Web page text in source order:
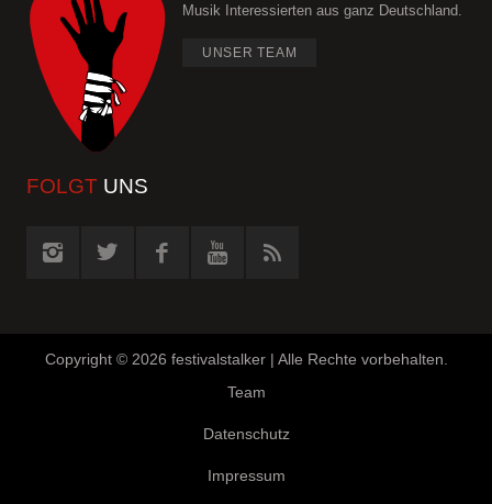
Musik Interessierten aus ganz Deutschland.
UNSER TEAM
FOLGT UNS
Copyright © 2026 festivalstalker | Alle Rechte vorbehalten.
Team
Datenschutz
Impressum